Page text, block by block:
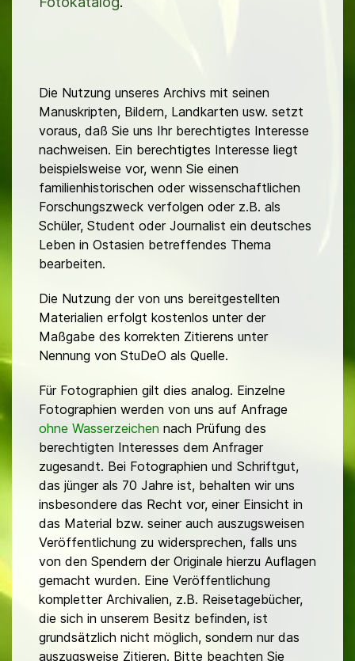
Die Nutzung unseres Archivs mit seinen
Manuskripten, Bildern, Landkarten usw. setzt
voraus, daß Sie uns Ihr berechtigtes Interesse
nachweisen. Ein berechtigtes Interesse liegt
beispielsweise vor, wenn Sie einen
familienhistorischen oder wissenschaftlichen
Forschungszweck verfolgen oder z.B. als
Schüler, Student oder Journalist ein deutsches
Leben in Ostasien betreffendes Thema
bearbeiten.
Die Nutzung der von uns bereitgestellten
Materialien erfolgt kostenlos unter der
Maßgabe des korrekten Zitierens unter
Nennung von StuDeO als Quelle.
Für Fotographien gilt dies analog. Einzelne
Fotographien werden von uns auf Anfrage
ohne Wasserzeichen nach Prüfung des
berechtigten Interesses dem Anfrager
zugesandt. Bei Fotographien und Schriftgut,
das jünger als 70 Jahre ist, behalten wir uns
insbesondere das Recht vor, einer Einsicht in
das Material bzw. seiner auch auszugsweisen
Veröffentlichung zu widersprechen, falls uns
von den Spendern der Originale hierzu Auflagen
gemacht wurden. Eine Veröffentlichung
kompletter Archivalien, z.B. Reisetagebücher,
die sich in unserem Besitz befinden, ist
grundsätzlich nicht möglich, sondern nur das
auszugsweise Zitieren. Bitte beachten Sie